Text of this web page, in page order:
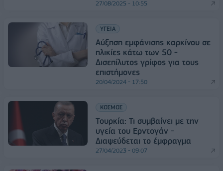
27/08/2025 - 10:55
ΥΓΕΙΑ
Αύξηση εμφάνισης καρκίνου σε
ηλικίες κάτω των 50 -
Δισεπίλυτος γρίφος για τους
επιστήμονες
20/04/2024 - 17:50
ΚΟΣΜΟΣ
Τουρκία: Τι συμβαίνει με την
υγεία του Ερντογάν -
Διαψεύδεται το έμφραγμα
27/04/2023 - 09:07